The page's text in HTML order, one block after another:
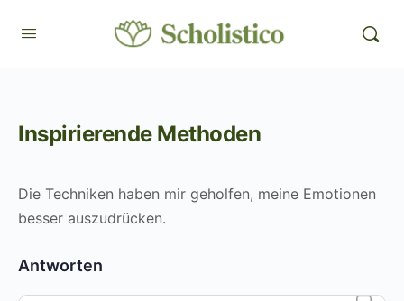
Inspirierende Methoden
Die Techniken haben mir geholfen, meine Emotionen
besser auszudrücken.
Antworten